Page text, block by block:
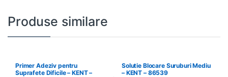
Produse similare
Primer Adeziv pentru
Suprafete Dificile – KENT –
Solutie Blocare Suruburi Mediu
– KENT – 86539